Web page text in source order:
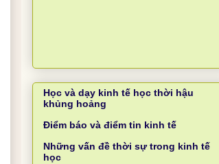
Học và dạy kinh tế học thời hậu
khủng hoảng
Điểm báo và điểm tin kinh tế
Những vấn đề thời sự trong kinh tế
học